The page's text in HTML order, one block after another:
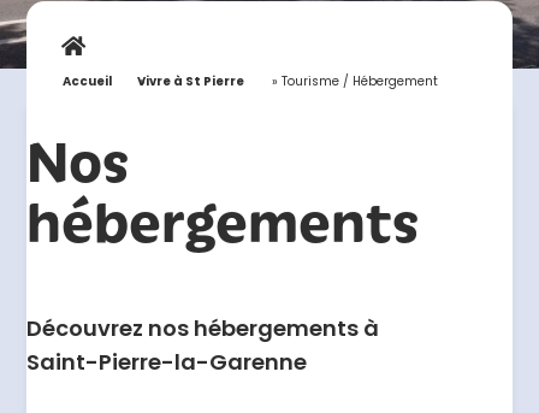
Accueil »
Vivre à St Pierre » Tourisme / Hébergement
Nos
hébergements
Découvrez nos hébergements à
Saint-Pierre-la-Garenne